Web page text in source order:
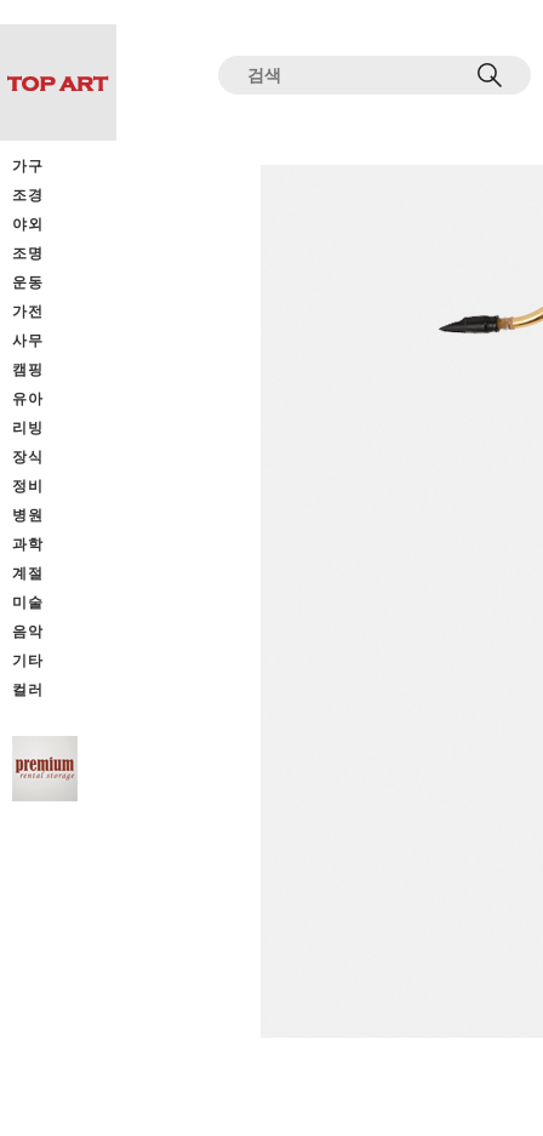
가구
조경
야외
조명
운동
가전
사무
캠핑
유아
리빙
장식
정비
병원
과학
계절
미술
음악
기타
컬러